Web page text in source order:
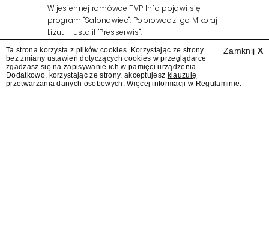
W jesiennej ramówce TVP Info pojawi się
program "Salonowiec". Poprowadzi go Mikołaj
Lizut – ustalił "Presserwis".
Zamknij X
Ta strona korzysta z plików cookies. Korzystając ze strony
bez zmiany ustawień dotyczących cookies w przeglądarce
zgadzasz się na zapisywanie ich w pamięci urządzenia.
Dodatkowo, korzystając ze strony, akceptujesz klauzulę
przetwarzania danych osobowych . Więcej informacji w Regulaminie.